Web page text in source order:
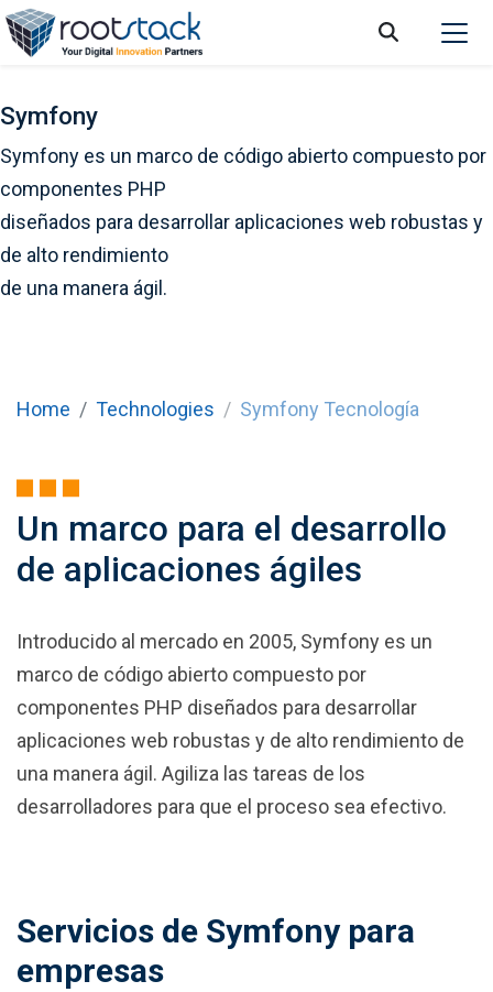
Symfony
Symfony es un marco de código abierto compuesto por
componentes PHP
diseñados para desarrollar aplicaciones web robustas y
de alto rendimiento
de una manera ágil.
Home Technologies Symfony Tecnología
Un marco para el desarrollo
de aplicaciones ágiles
Introducido al mercado en 2005, Symfony es un
marco de código abierto compuesto por
componentes PHP diseñados para desarrollar
aplicaciones web robustas y de alto rendimiento de
una manera ágil. Agiliza las tareas de los
desarrolladores para que el proceso sea efectivo.
Servicios de Symfony para
empresas